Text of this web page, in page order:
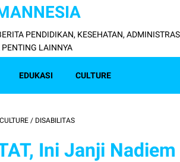
PENDIDIKAN, KESEHATAN,
PENTING LAINNYA
EDUKASI CULTURE
CULTURE / DISABILITAS
Ini Janji